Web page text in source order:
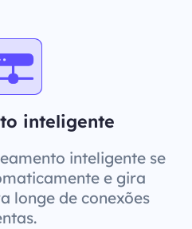
inteligente
inteligente se
e gira
longe de conexões